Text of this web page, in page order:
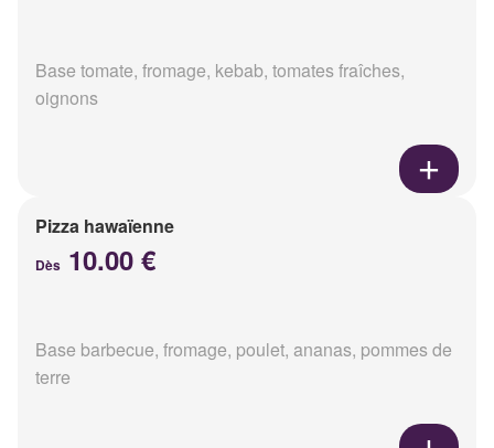
Base tomate, fromage, kebab, tomates fraîches,
oignons
Pizza hawaïenne
Dès 10.00 €
Base barbecue, fromage, poulet, ananas, pommes de
terre